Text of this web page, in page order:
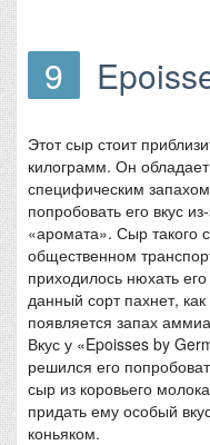
9
Этот сыр стоит
килограмм. Он
специфическим
попробовать его вкус
«аромата». Сыр такого
общественном
приходилось нюхать
данный сорт пахнет,
появляется запах
Вкус у «Epoisses by
решился его
сыр из коровьего
придать ему особый
коньяком.